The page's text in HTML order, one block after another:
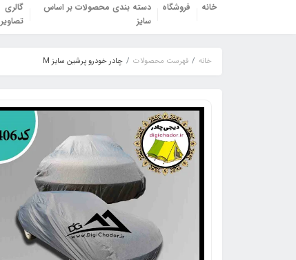
خانه فروشگاه
دسته بندی محصولات بر اساس
سایز
گالری
تصاویر
خانه فهرست محصولات چادر خودرو پرشین سایز M